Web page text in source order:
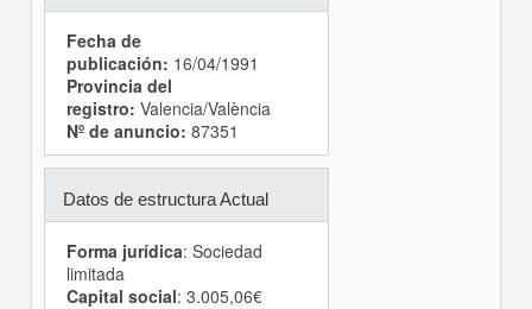
Fecha de
publicación: 16/04/1991
Provincia del
registro: Valencia/València
Nº de anuncio: 87351
Datos de estructura Actual
Forma jurídica: Sociedad
limitada
Capital social: 3.005,06€